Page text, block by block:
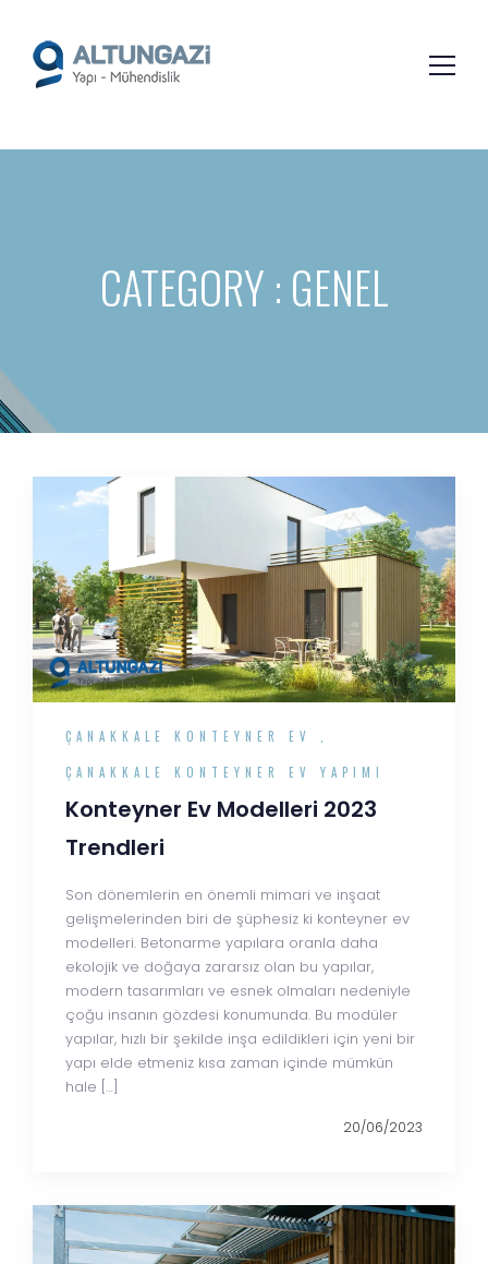
CATEGORY : GENEL
ÇANAKKALE KONTEYNER EV
ÇANAKKALE KONTEYNER EV YAPIMI
Konteyner Ev Modelleri 2023
Trendleri
Son dönemlerin en önemli mimari ve inşaat
gelişmelerinden biri de şüphesiz ki konteyner ev
modelleri. Betonarme yapılara oranla daha
ekolojik ve doğaya zararsız olan bu yapılar,
modern tasarımları ve esnek olmaları nedeniyle
çoğu insanın gözdesi konumunda. Bu modüler
yapılar, hızlı bir şekilde inşa edildikleri için yeni bir
yapı elde etmeniz kısa zaman içinde mümkün
hale […]
20/06/2023